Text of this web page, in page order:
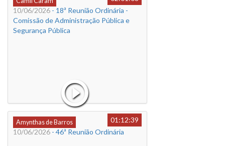
10/06/2026 - 18ª Reunião Ordinária -
Comissão de Administração Pública e
Segurança Pública
Amynthas de Barros
01:12:39
10/06/2026 - 46ª Reunião Ordinária